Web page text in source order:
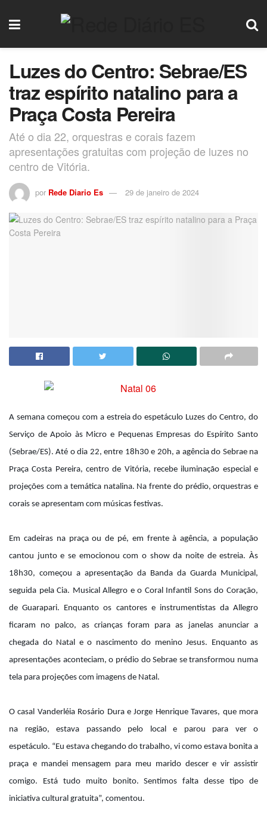
Luzes do Centro: Sebrae/ES
traz espírito natalino para a
Praça Costa Pereira
Até o dia 22, orquestras e corais fazem
apresentações gratuitas com projeção de luzes no
centro de Vitória.
por Rede Diario Es 29 de janeiro de 2024
A semana começou com a estreia do espetáculo Luzes do Centro, do
Serviço de Apoio às Micro e Pequenas Empresas do Espírito Santo
(Sebrae/ES). Até o dia 22, entre 18h30 e 20h, a agência do Sebrae na
Praça Costa Pereira, centro de Vitória, recebe iluminação especial e
projeções com a temática natalina. Na frente do prédio, orquestras e
corais se apresentam com músicas festivas.
Em cadeiras na praça ou de pé, em frente à agência, a população
cantou junto e se emocionou com o show da noite de estreia. Às
18h30, começou a apresentação da Banda da Guarda Municipal,
seguida pela Cia. Musical Allegro e o Coral Infantil Sons do Coração,
de Guarapari. Enquanto os cantores e instrumentistas da Allegro
ficaram no palco, as crianças foram para as janelas anunciar a
chegada do Natal e o nascimento do menino Jesus. Enquanto as
apresentações aconteciam, o prédio do Sebrae se transformou numa
tela para projeções com imagens de Natal.
O casal Vanderléia Rosário Dura e Jorge Henrique Tavares, que mora
na região, estava passando pelo local e parou para ver o
espetáculo. “Eu estava chegando do trabalho, vi como estava bonita a
praça e mandei mensagem para meu marido descer e vir assistir
comigo. Está tudo muito bonito. Sentimos falta desse tipo de
iniciativa cultural gratuita”, comentou.